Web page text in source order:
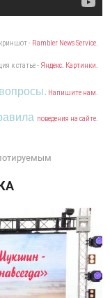
- Rambler News Service.
к статье - Яндекс. Картинки.
Напишите нам.
поведения на сайте.